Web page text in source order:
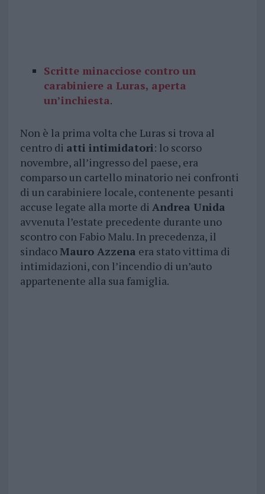
Scritte minacciose contro un
carabiniere a Luras, aperta
un’inchiesta.
Non è la prima volta che Luras si trova al
centro di atti intimidatori: lo scorso
novembre, all’ingresso del paese, era
comparso un cartello minatorio nei confronti
di un carabiniere locale, contenente pesanti
accuse legate alla morte di Andrea Unida
avvenuta l’estate precedente durante uno
scontro con Fabio Malu. In precedenza, il
sindacoMauro Azzena era stato vittima di
intimidazioni, con l’incendio di un’auto
appartenente alla sua famiglia.